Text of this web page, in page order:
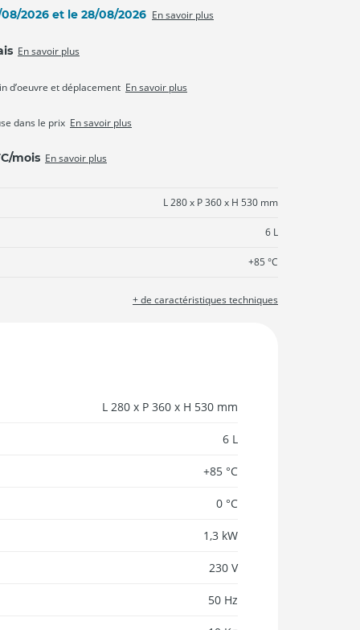
2026 et le 28/08/2026 En savoir plus
En savoir plus
d’oeuvre et déplacement En savoir plus
dans le prix En savoir plus
mois En savoir plus
L 280 x P 360 x H 530 mm
6 L
+85 °C
+ de caractéristiques techniques
L 280 x P 360 x H 530 mm
6 L
+85 °C
0 °C
1,3 kW
230 V
50 Hz